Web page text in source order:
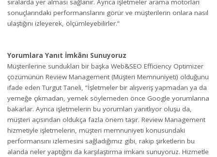
sıralarda yer alması sağlanır. Ayrıca işletmeler arama motorları
sonuçlarındaki performanslarını görür ve müşterilerin onlara nasıl
ulaştığını izleyerek, ölçümleyebilirler.”
Yorumlara Yanıt İmkânı Sunuyoruz
Müşterilerine sundukları bir başka Web&SEO Efficiency Optimizer
çözümünün Review Management (Müşteri Memnuniyeti) olduğunu
ifade eden Turgut Taneli, “İşletmeler bir alışveriş yapmadan ya da
yemeğe çıkmadan, yemek söylemeden önce Google yorumlarına
bakarlar. Ayrıca işletmelerin bu yorumları yanıtlıyor oluşu da,
müşteri açısından oldukça fazla önem taşır. Review Management
hizmetiyle işletmelerin, müşteri memnuniyeti konusundaki
performansını izlemesini sağladığımız gibi, rakip şirketlerin bu
alanda neler yaptığını da karşılaştırma imkanı sunuyoruz. Hizmetle